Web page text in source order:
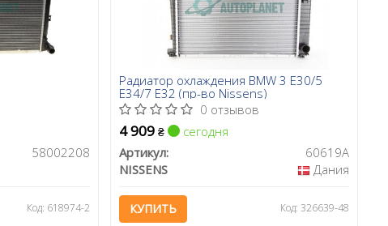
58002208
Код: 618974-2
Радиатор охлаждения BMW 3 E30/5
E34/7 E32 (пр-во Nissens)
0 отзывов
4 909₴
сегодня
Артикул:
60619A
NISSENS
Дания
КУПИТЬ Код: 326639-48